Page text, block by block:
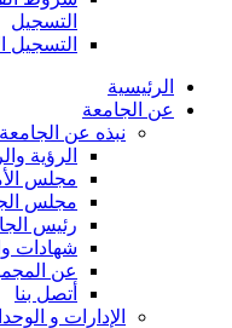
التسجيل
التسجيل
الرئيسية
عن الجامعة
نبذه عن الجامعة
الرؤية
مجلس
مجلس
رئيس
شهادات
عن
أتصل بنا
الإدارات و